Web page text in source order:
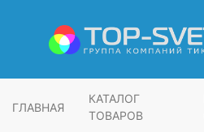
ГЛАВНАЯ
КАТАЛОГ
ТОВАРОВ